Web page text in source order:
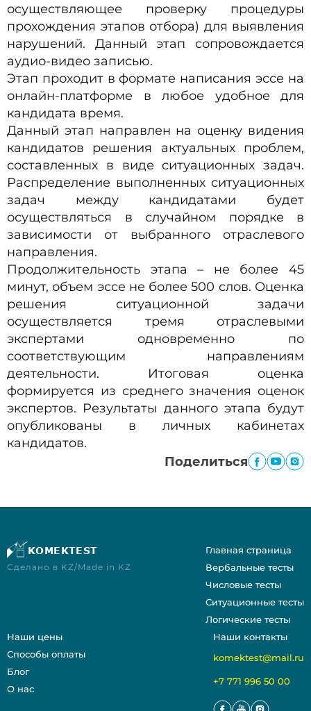
осуществляющее проверку процедуры
прохождения этапов отбора) для выявления
нарушений. Данный этап сопровождается
аудио-видео записью.
Этап проходит в формате написания эссе на
онлайн-платформе в любое удобное для
кандидата время.
Данный этап направлен на оценку видения
кандидатов решения актуальных проблем,
составленных в виде ситуационных задач.
Распределение выполненных ситуационных
задач между кандидатами будет
осуществляться в случайном порядке в
зависимости от выбранного отраслевого
направления.
Продолжительность этапа – не более 45
минут, объем эссе не более 500 слов. Оценка
решения ситуационной задачи
осуществляется тремя отраслевыми
экспертами одновременно по
соответствующим направлениям
деятельности. Итоговая оценка
формируется из среднего значения оценок
экспертов. Результаты данного этапа будут
опубликованы в личных кабинетах
кандидатов.
Поделиться
KOMEKTEST
Сделано в KZ/Made in KZ
Главная страница
Вербальные тесты
Числовые тесты
Ситуационные тесты
Логические тесты
Наши цены
Способы оплаты
Блог
О нас
Наши контакты
komektest@mail.ru
+7 771 996 50 00